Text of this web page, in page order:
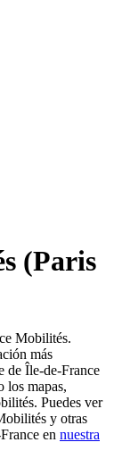
(Paris
Mobilités.
más
de Île-de-France
los mapas,
Puedes ver
y otras
en nuestra